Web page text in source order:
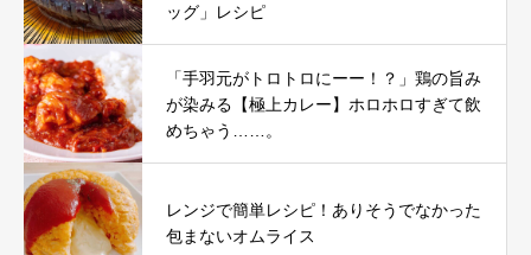
ッグ」レシピ
「手羽元がトロトロにーー！？」鶏の旨み
が染みる【極上カレー】ホロホロすぎて飲
めちゃう……。
レンジで簡単レシピ！ありそうでなかった
包まないオムライス